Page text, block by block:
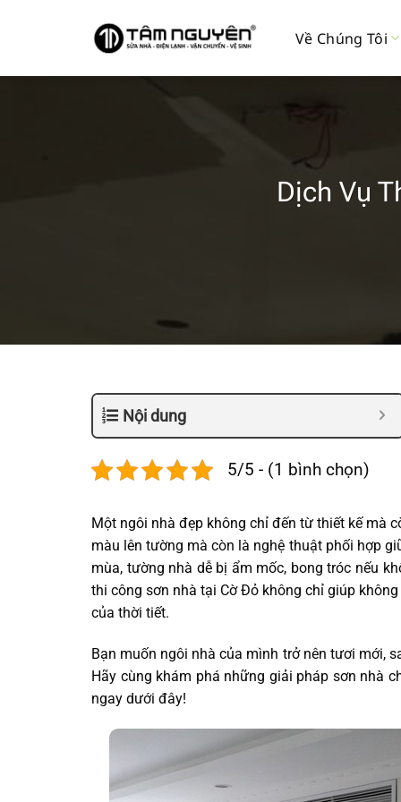
dung
Về Chúng Tôi
Dịch Vụ
Nội dung
5/5 - (1 bình chọn)
Một ngôi nhà đẹp không chỉ đến từ thiết kế mà
màu lên tường mà còn là nghệ thuật phối hợp
mùa, tường nhà dễ bị ẩm mốc, bong tróc nếu
thi công sơn nhà tại Cờ Đỏ không chỉ giúp
của thời tiết.
Bạn muốn ngôi nhà của mình trở nên tươi mới,
Hãy cùng khám phá những giải pháp sơn nhà
ngay dưới đây!